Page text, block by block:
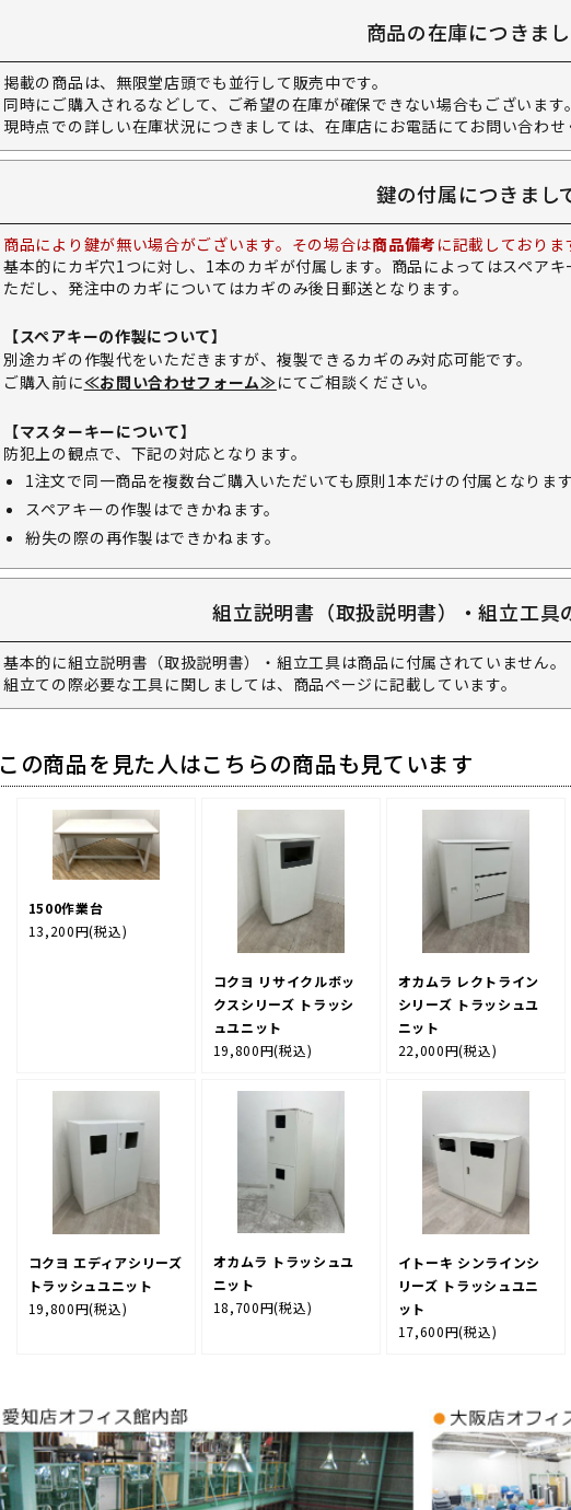
商品の在庫につきま
掲載の商品は、無限堂店頭でも並行して販売中です。
同時にご購入されるなどして、ご希望の在庫が確保できない場合もございます。
現時点での詳しい在庫状況につきましては、在庫店にお電話にてお問い合わせ
鍵の付属につきまし
商品により鍵が無い場合がございます。その場合は商品備考 に記載しておりま
基本的にカギ穴1つに対し、1本のカギが付属します。商品によってはスペアキ
ただし、発注中のカギについてはカギのみ後日郵送となります。
【スペアキーの作製について】
別途カギの作製代をいただきますが、複製できるカギのみ対応可能です。
ご購入前に≪お問い合わせフォーム≫にてご相談ください。
【マスターキーについて】
防犯上の観点で、下記の対応となります。
1注文で同一商品を複数台ご購入いただいても原則1本だけの付属となりま
スペアキーの作製はできかねます。
紛失の際の再作製はできかねます。
組立説明書（取扱説明書）・組立工具
基本的に組立説明書（取扱説明書）・組立工具は商品に付属されていません。
組立ての際必要な工具に関しましては、商品ページに記載しています。
この商品を見た人はこちらの商品も見ています
1500作業台
13,200円(税込)
コクヨ リサイクルボッ
クスシリーズ トラッシ
ュユニット
19,800円(税込)
オカムラ レクトライン
シリーズ トラッシュユ
ニット
22,000円(税込)
コクヨ エディアシリーズ
トラッシュユニット
19,800円(税込)
オカムラ トラッシュユ
ニット
18,700円(税込)
イトーキ シンラインシ
リーズ トラッシュユニ
ット
17,600円(税込)